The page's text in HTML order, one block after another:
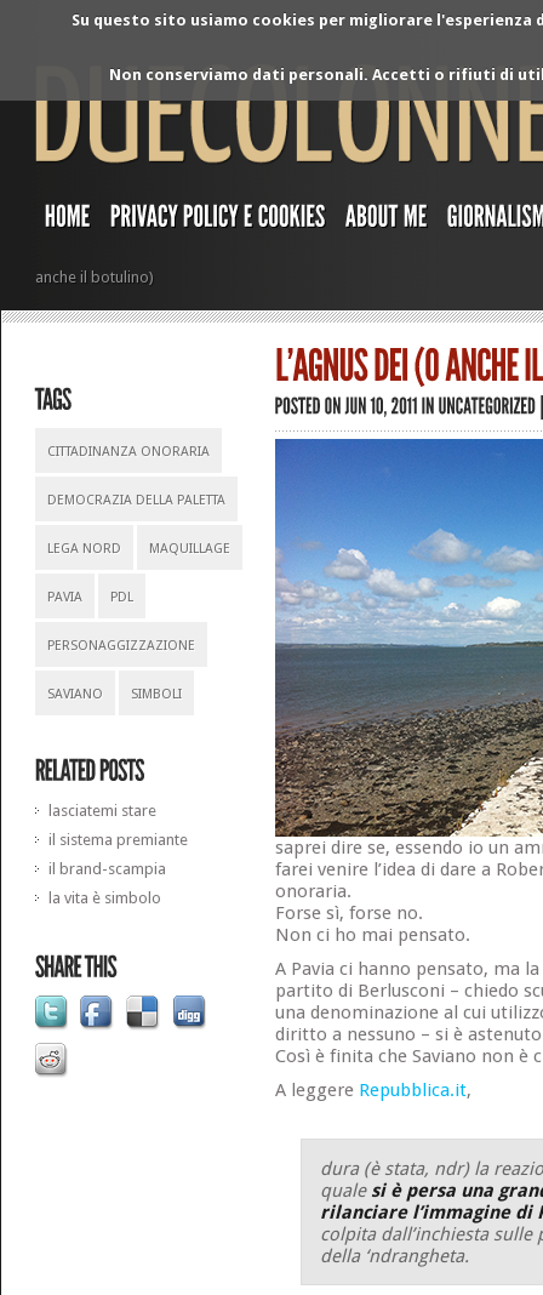
Su questo sito usiamo cookies per migliorare
Non conserviamo dati personali. Accetti o rifiuti di
anche il botulino)
CITTADINANZA ONORARIA
DEMOCRAZIA DELLA PALETTA
LEGA NORD MAQUILLAGE
PAVIA PDL
PERSONAGGIZZAZIONE
SAVIANO SIMBOLI
lasciatemi stare
il sistema premiante
il brand-scampia
la vita è simbolo
saprei dire se, essendo io un
farei venire l’idea di dare a
onoraria.
Forse sì, forse no.
Non ci ho mai pensato.
A Pavia ci hanno pensato, ma
partito di Berlusconi – chiedo
una denominazione al cui
diritto a nessuno – si è
Così è finita che Saviano non è
A leggere Repubblica.it,
dura (è stata, ndr) la
qualesi è persa una
rilanciare l’immagine di
colpita dall’inchiesta
della ‘ndrangheta.